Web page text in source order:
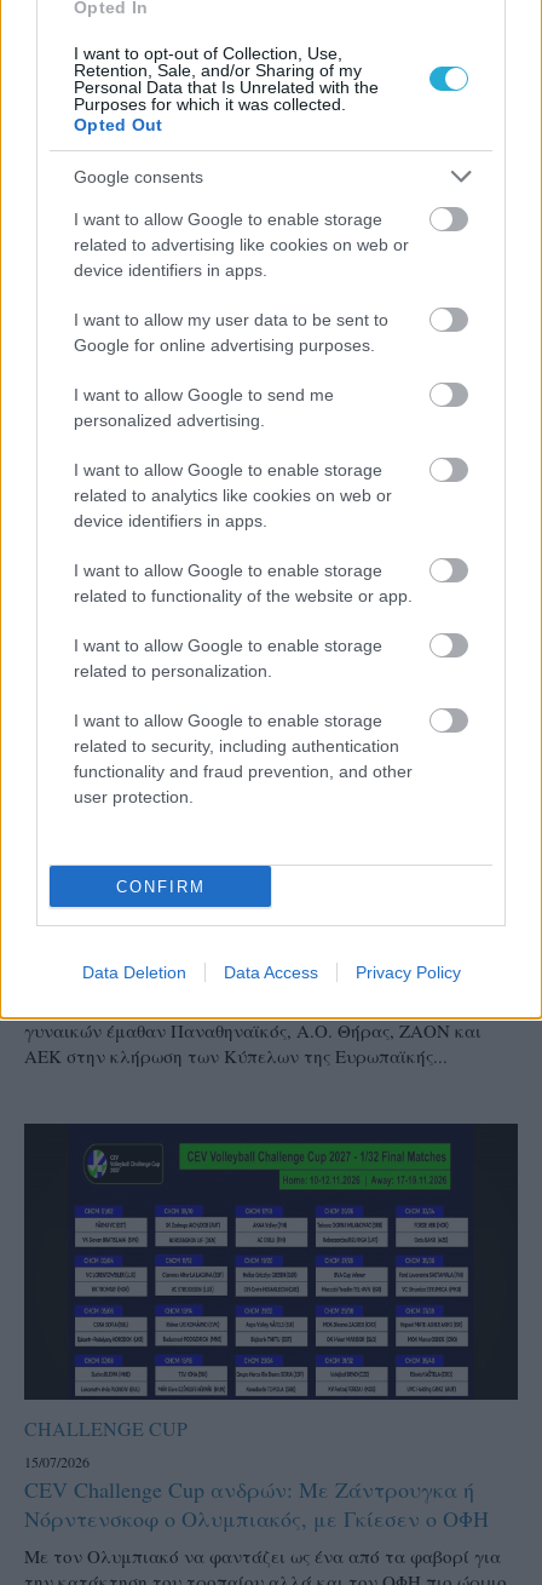
Opted In
I want to opt-out of Collection, Use,
Retention, Sale, and/or Sharing of my
Personal Data that Is Unrelated with the
Purposes for which it was collected.
Opted Out
Google consents
I want to allow Google to enable storage
related to advertising like cookies on web or
device identifiers in apps.
I want to allow my user data to be sent to
Google for online advertising purposes.
I want to allow Google to send me
personalized advertising.
I want to allow Google to enable storage
related to analytics like cookies on web or
device identifiers in apps.
I want to allow Google to enable storage
related to functionality of the website or app.
I want to allow Google to enable storage
related to personalization.
I want to allow Google to enable storage
related to security, including authentication
functionality and fraud prevention, and other
user protection.
CONFIRM
Data Deletion Data Access Privacy Policy
Aκολουθήστε μας
παντού…
CHALLENGE CUP
15/07/2026
ο Παναθηναϊκός, με Ραμποντνίτσκι ο ΖΑΟΝ
γυναικών έμαθαν Παναθηναϊκός, Α.Ο. Θήρας, ΖΑΟΝ και
ΑΕΚ στην κλήρωση των Κύπελων της Ευρωπαϊκής...
CHALLENGE CUP
15/07/2026
CEV Challenge Cup ανδρών: Με Ζάντρουγκα ή
Νόρντενσκοφ ο Ολυμπιακός, με Γκίεσεν ο ΟΦΗ
Με τον Ολυμπιακό να φαντάζει ως ένα από τα φαβορί για